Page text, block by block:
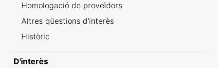
Homologació de proveïdors
Altres qüestions d'interès
Històric
D'interès